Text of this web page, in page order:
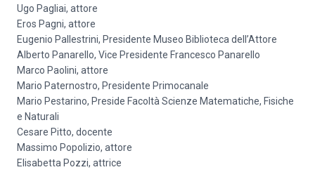
Ugo Pagliai, attore
Eros Pagni, attore
Eugenio Pallestrini, Presidente Museo Biblioteca dell’Attore
Alberto Panarello, Vice Presidente Francesco Panarello
Marco Paolini, attore
Mario Paternostro, Presidente Primocanale
Mario Pestarino, Preside Facoltà Scienze Matematiche, Fisiche
e Naturali
Cesare Pitto, docente
Massimo Popolizio, attore
Elisabetta Pozzi, attrice